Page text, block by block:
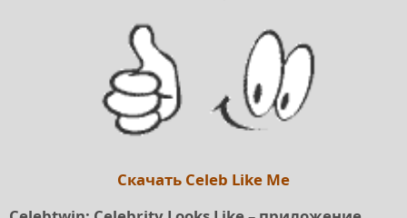
Скачать Celeb Like Me